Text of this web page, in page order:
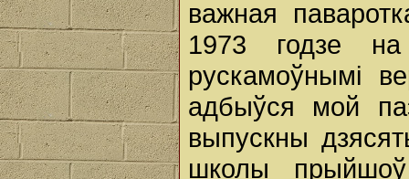
важная
1973 годзе на
рускамоўнымі
адбыўся мой
выпускны
школы